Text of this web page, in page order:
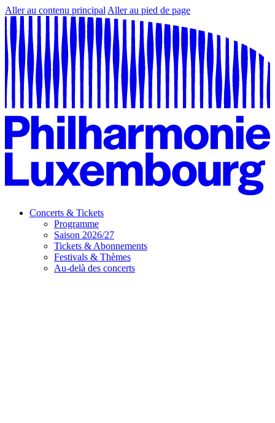
Aller au contenu principal Aller au pied de page
Concerts & Tickets
Programme
Saison 2026/27
Tickets & Abonnements
Festivals & Thèmes
Au-delà des concerts